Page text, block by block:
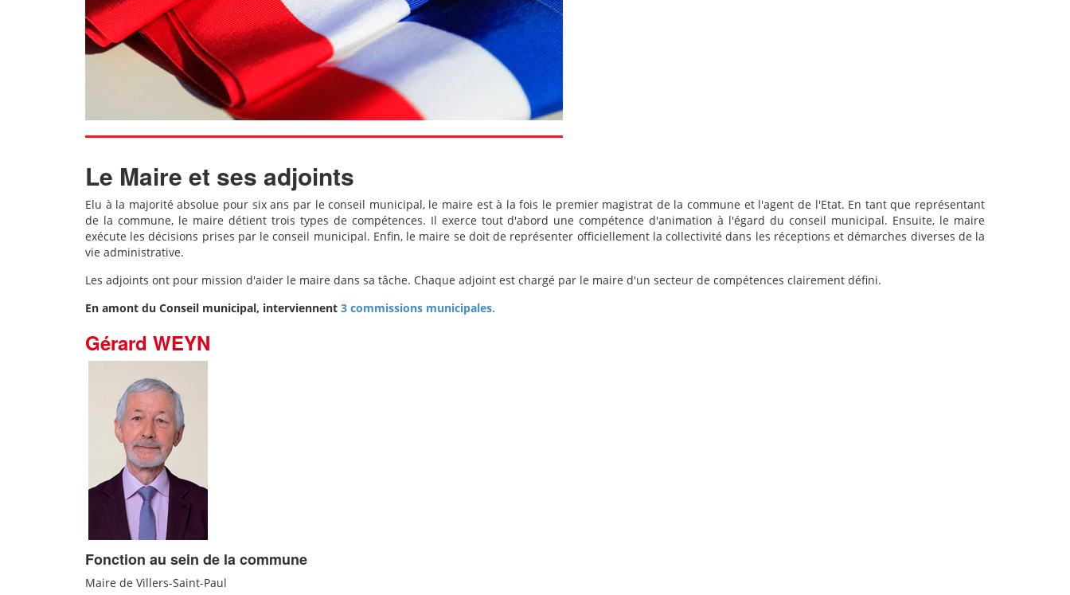
Le Maire et ses adjoints
Elu à la majorité absolue pour six ans par le conseil municipal, le maire est à la fois le premier magistrat de la commune et l'agent de l'Etat. En tant que représentant
de la commune, le maire détient trois types de compétences. Il exerce tout d'abord une compétence d'animation à l'égard du conseil municipal. Ensuite, le maire
exécute les décisions prises par le conseil municipal. Enfin, le maire se doit de représenter officiellement la collectivité dans les réceptions et démarches diverses de la
vie administrative.
Les adjoints ont pour mission d'aider le maire dans sa tâche. Chaque adjoint est chargé par le maire d'un secteur de compétences clairement défini.
En amont du Conseil municipal, interviennent 3 commissions municipales.
Gérard WEYN
Fonction au sein de la commune
Maire de Villers-Saint-Paul